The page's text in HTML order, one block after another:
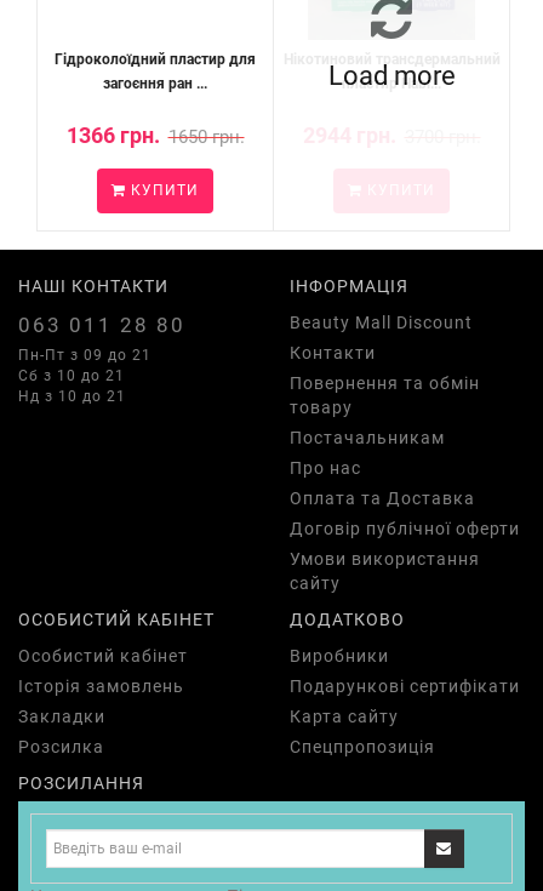
Гідроколоїдний пластир для
загоєння ран ...
1366 грн. 1650 грн.
КУПИТИ
пластир Habi...
Load more
НАШІ КОНТАКТИ
063 011 28 80
Пн-Пт з 09 до 21
Сб з 10 до 21
Нд з 10 до 21
ІНФОРМАЦІЯ
Beauty Mall Discount
Контакти
Повернення та обмін
товару
Постачальникам
Про нас
Оплата та Доставка
Договір публічної оферти
Умови використання
сайту
ОСОБИСТИЙ КАБІНЕТ
Особистий кабінет
Історія замовлень
Закладки
Розсилка
ДОДАТКОВО
Виробники
Подарункові сертифікати
Карта сайту
Спецпропозиція
РОЗСИЛАННЯ